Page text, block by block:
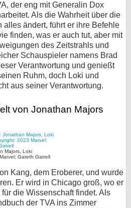
der eng mit Generalin Dox
Als die Wahrheit über die
alles ändert, führt er ihre Befehle
finden, was er auch tut, aber mit
des Zeitstrahls und
Schauspieler namens Brad
Verantwortung und genießt
Ruhm, doch Loki und
aus seiner Verantwortung.
von Jonathan Majors
Majors, Loki
Gareth Gatrell
Kang, dem Eroberer, und wurde
Er wird in Chicago groß, wo er
die Wissenschaft findet. Als
der TVA ins Zimmer